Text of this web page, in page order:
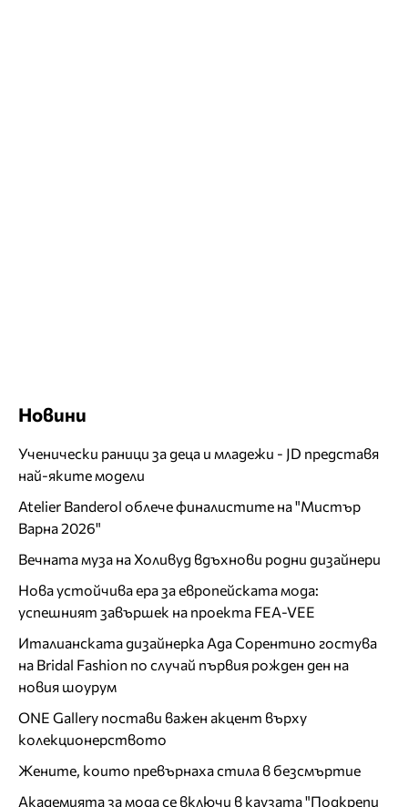
Новини
Ученически раници за деца и младежи - JD представя
най-яките модели
Atelier Banderol облече финалистите на "Мистър
Варна 2026"
Вечната муза на Холивуд вдъхнови родни дизайнери
Нова устойчива ера за европейската мода:
успешният завършек на проекта FEA-VEE
Италианската дизайнерка Ада Сорентино гостува
на Bridal Fashion по случай първия рожден ден на
новия шоурум
ONE Gallery постави важен акцент върху
колекционерството
Жените, които превърнаха стила в безсмъртие
Академията за мода се включи в каузата "Подкрепи